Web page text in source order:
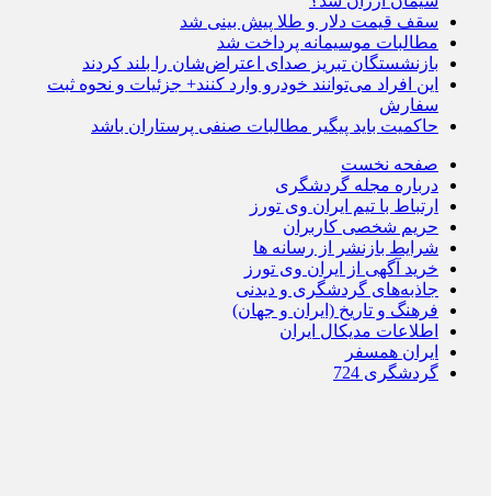
سقف قیمت دلار و طلا پیش بینی شد
مطالبات موسیمانه پرداخت شد
بازنشستگان تبریز صدای اعتراض‌شان را بلند کردند
این افراد می‌توانند خودرو وارد کنند+ جزئیات و نحوه ثبت
سفارش
حاکمیت باید پیگیر مطالبات صنفی پرستاران باشد
صفحه نخست
درباره مجله گردشگری
ارتباط با تیم ایران وی تورز
حریم شخصی کاربران
شرایط بازنشر از رسانه ها
خرید آگهی از ایران وی تورز
جاذبه‌های گردشگری و دیدنی
فرهنگ و تاریخ (ایران و جهان)
اطلاعات مدیکال ایران
ایران همسفر
گردشگری 724